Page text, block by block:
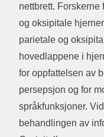
nettbrett.
og oksipitale
parietale og
hovedlappene i
for oppfattelsen av
persepsjon og for
språkfunksjoner.
behandlingen av